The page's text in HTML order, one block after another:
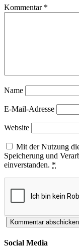
Kommentar *
Name
E-Mail-Adresse
Website
Mit der Nutzung
Speicherung und
einverstanden. *
Social Media